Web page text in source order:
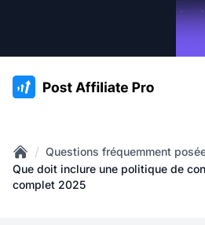
:site.title
Home
/ Questions fréquemment
Que doit inclure une politique de
complet 2025